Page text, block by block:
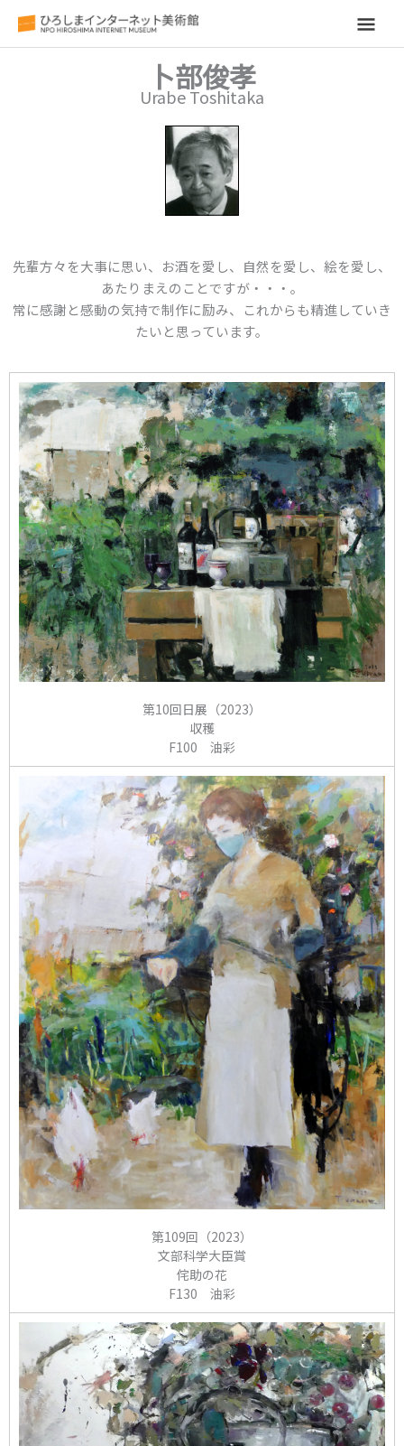
メ
ー
卜部俊孝
Urabe Toshitaka
先輩方々を大事に思い、お酒を愛し、自然を愛し、絵を愛し、
あたりまえのことですが・・・。
常に感謝と感動の気持で制作に励み、これからも精進していき
たいと思っています。
第10回日展（2023）
収穫
F100 油彩
第109回（2023）
文部科学大臣賞
侘助の花
F130 油彩